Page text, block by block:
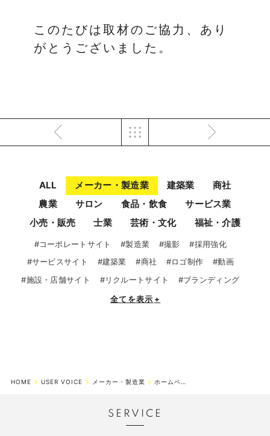
このたびは取材のご協力、あり
がとうございました。
ALL メーカー・製造業 建築業
商社
農業
サロン 食品・飲食
サービス業
小売・販売
士業 芸術・文化 福祉・介護
#コーポレートサイト #製造業 #撮影
#採用強化
#サービスサイト
#建築業 #商社 #ロゴ制作
#動画
#施設・店舗サイト
#リクルートサイト #ブランディング
全てを表示 +
HOME USER VOICE メーカー・製造業 ホームページで新規顧客獲得と新規ニーズ開拓に成功
SERVICE